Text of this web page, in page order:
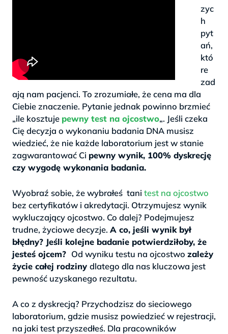
zyc
h
pyt
ań,
któ
re
zad
ają nam pacjenci. To zrozumiałe, że cena ma dla
Ciebie znaczenie. Pytanie jednak powinno brzmieć
„ile kosztuje pewny test na ojcostwo„. Jeśli czeka
Cię decyzja o wykonaniu badania DNA musisz
wiedzieć, że nie każde laboratorium jest w stanie
zagwarantować Ci pewny wynik, 100% dyskrecję
czy wygodę wykonania badania.
Wyobraź sobie, że wybrałeś tani test na ojcostwo
bez certyfikatów i akredytacji. Otrzymujesz wynik
wykluczający ojcostwo. Co dalej? Podejmujesz
trudne, życiowe decyzje. A co, jeśli wynik był
błędny? Jeśli kolejne badanie potwierdziłoby, że
jesteś ojcem? Od wyniku testu na ojcostwo zależy
życie całej rodziny dlatego dla nas kluczowa jest
pewność uzyskanego rezultatu.
A co z dyskrecją? Przychodzisz do sieciowego
laboratorium, gdzie musisz powiedzieć w rejestracji,
na jaki test przyszedłeś. Dla pracowników